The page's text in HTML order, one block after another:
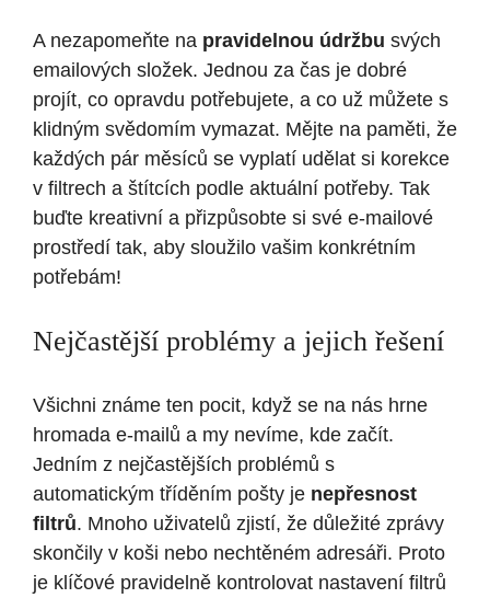
A nezapomeňte na pravidelnou údržbu svých
emailových složek. Jednou za čas je dobré
projít, co opravdu potřebujete, a co už můžete s
klidným svědomím vymazat. Mějte na paměti, že
každých pár měsíců se vyplatí udělat si korekce
v filtrech a štítcích podle aktuální potřeby. Tak
buďte kreativní a přizpůsobte si své e-mailové
prostředí tak, aby sloužilo vašim konkrétním
potřebám!
Nejčastější problémy a jejich řešení
Všichni známe ten pocit, když se na nás hrne
hromada e-mailů a my nevíme, kde začít.
Jedním z nejčastějších problémů s
automatickým tříděním pošty je nepřesnost
filtrů. Mnoho uživatelů zjistí, že důležité zprávy
skončily v koši nebo nechtěném adresáři. Proto
je klíčové pravidelně kontrolovat nastavení filtrů